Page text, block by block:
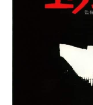
特定商取引法に